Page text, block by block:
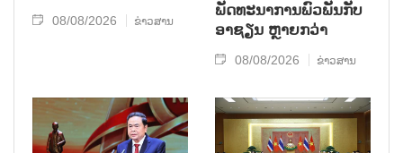
08/08/2026 ຂ່າວສານ
ພັດທະນາການພົວພັນກັບ
ອາຊຽນ ຫຼາຍກວ່າ
08/08/2026 ຂ່າວສານ